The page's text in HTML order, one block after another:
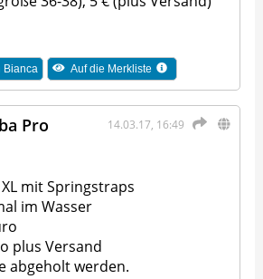
Bianca Auf die Merkliste
14.03.17, 16:49
Pro
mit Springstraps
im Wasser
plus Versand
abgeholt werden.